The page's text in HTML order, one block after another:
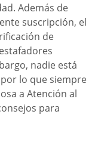
Además de
suscripción, el
de
nadie está
lo que siempre
a Atención al
para